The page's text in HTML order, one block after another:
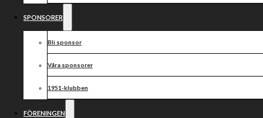
SPONSORER
Bli sponsor
Våra sponsorer
1951-klubben
FÖRENINGEN